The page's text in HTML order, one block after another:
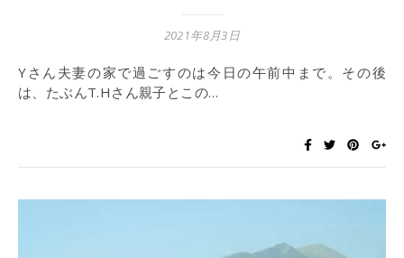
2021年8月3日
Yさん夫妻の家で過ごすのは今日の午前中まで。その後
は、たぶんT.Hさん親子とこの…